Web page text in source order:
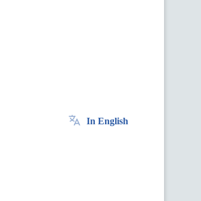
In English